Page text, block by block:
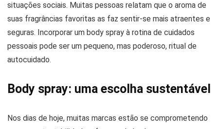
situações sociais. Muitas pessoas relatam que o aroma de
suas fragrâncias favoritas as faz sentir-se mais atraentes e
seguras. Incorporar um body spray à rotina de cuidados
pessoais pode ser um pequeno, mas poderoso, ritual de
autocuidado.
Body spray: uma escolha sustentável
Nos dias de hoje, muitas marcas estão se comprometendo